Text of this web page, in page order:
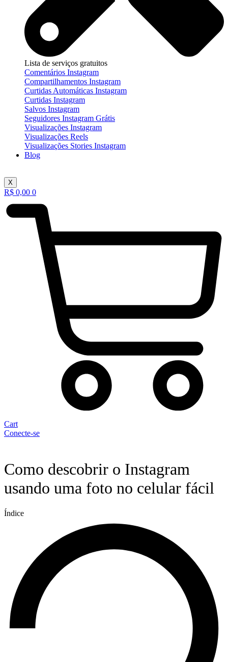
Lista de serviços gratuitos
Comentários Instagram
Compartilhamentos Instagram
Curtidas Automáticas Instagram
Curtidas Instagram
Salvos Instagram
Seguidores Instagram Grátis
Visualizações Instagram
Visualizações Reels
Visualizações Stories Instagram
Blog
X
R$ 0,00 0
Cart
Conecte-se
Como descobrir o Instagram
usando uma foto no celular fácil
Índice